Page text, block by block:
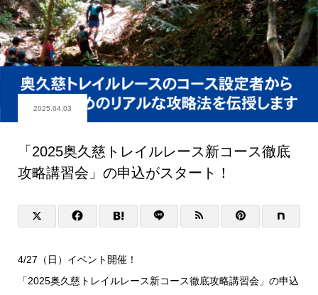
2025.04.03
「2025奥久慈トレイルレース新コース徹底
攻略講習会」の申込がスタート！
4/27（日）イベント開催！
「2025奥久慈トレイルレース新コース徹底攻略講習会」の申込